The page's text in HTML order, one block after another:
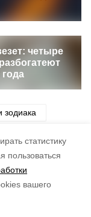
статистику
пользоваться
вашего
четыре
года
зодиака